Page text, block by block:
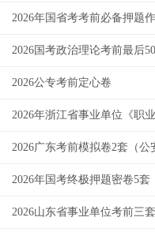
2026年国省考考前必备押题
2026国考政治理论考前最后50
2026公专考前定心卷
2026年浙江省事业单位《职
2026广东考前模拟卷2套（公
2026年国考终极押题密卷5套
2026山东省事业单位考前三套